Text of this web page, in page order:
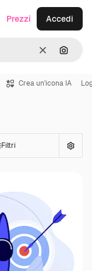
CancellaCerca
Prezzi Accedi
Crea un'icona IA
Filtri